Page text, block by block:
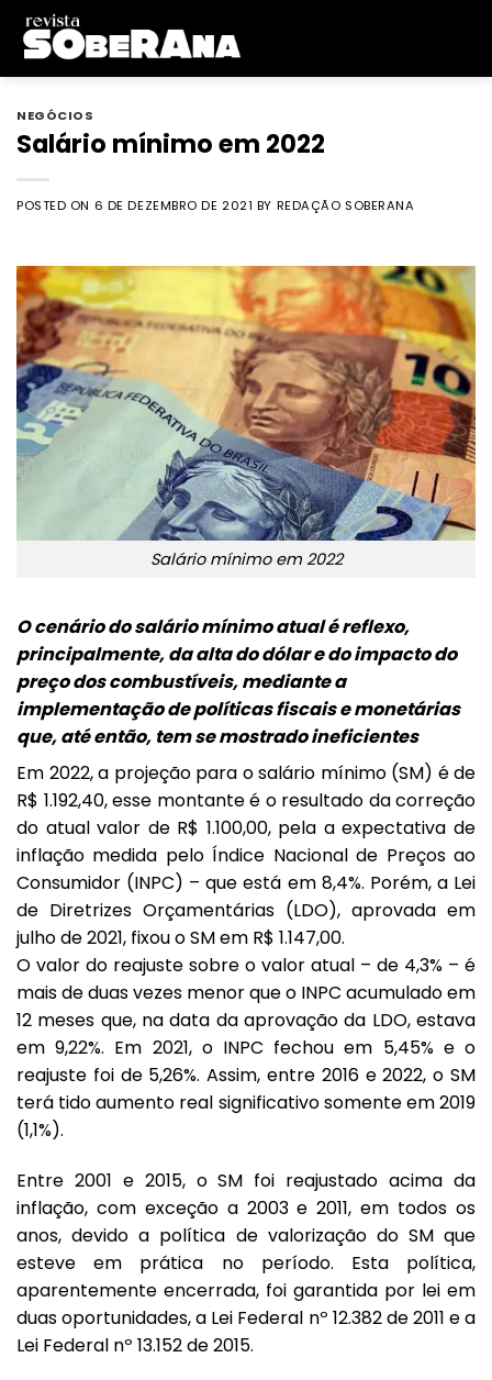
Skip
content
NEGÓCIOS
Salário mínimo em 2022
POSTED ON 6 DE DEZEMBRO DE 2021 BY REDAÇÃO SOBERANA
Salário mínimo em 2022
O cenário do salário mínimo atual é reflexo,
principalmente, da alta do dólar e do impacto do
preço dos combustíveis, mediante a
implementação de políticas fiscais e monetárias
que, até então, tem se mostrado ineficientes
Em 2022, a projeção para o salário mínimo (SM) é de
R$ 1.192,40, esse montante é o resultado da correção
do atual valor de R$ 1.100,00, pela a expectativa de
inflação medida pelo Índice Nacional de Preços ao
Consumidor (INPC) – que está em 8,4%. Porém, a Lei
de Diretrizes Orçamentárias (LDO), aprovada em
julho de 2021, fixou o SM em R$ 1.147,00.
O valor do reajuste sobre o valor atual – de 4,3% – é
mais de duas vezes menor que o INPC acumulado em
12 meses que, na data da aprovação da LDO, estava
em 9,22%. Em 2021, o INPC fechou em 5,45% e o
reajuste foi de 5,26%. Assim, entre 2016 e 2022, o SM
terá tido aumento real significativo somente em 2019
(1,1%).
Entre 2001 e 2015, o SM foi reajustado acima da
inflação, com exceção a 2003 e 2011, em todos os
anos, devido a política de valorização do SM que
esteve em prática no período. Esta política,
aparentemente encerrada, foi garantida por lei em
duas oportunidades, a Lei Federal nº 12.382 de 2011 e a
Lei Federal nº 13.152 de 2015.